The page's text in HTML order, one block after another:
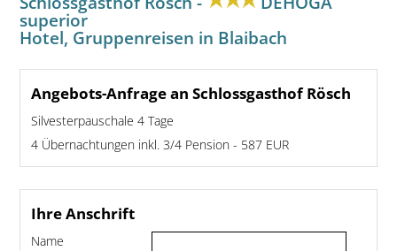
superior
Hotel, Gruppenreisen in Blaibach
Angebots-Anfrage an Schlossgasthof Rösch
Silvesterpauschale 4 Tage
4 Übernachtungen inkl. 3/4 Pension - 587 EUR
Ihre Anschrift
Name